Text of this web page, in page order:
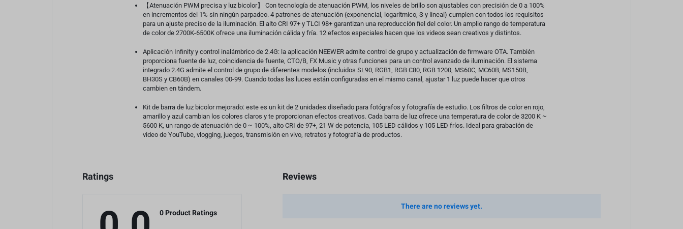
【Atenuación PWM precisa y luz bicolor】 Con tecnología de atenuación PWM, los niveles de brillo son ajustables con precisión de 0 a 100%
en incrementos del 1% sin ningún parpadeo. 4 patrones de atenuación (exponencial, logarítmico, S y lineal) cumplen con todos los requisitos
para un ajuste preciso de la iluminación. El alto CRI 97+ y TLCI 98+ garantizan una reproducción fiel del color. Un amplio rango de temperatura
de color de 2700K-6500K ofrece una iluminación cálida y fría. 12 efectos especiales hacen que los videos sean creativos y distintos.
Aplicación Infinity y control inalámbrico de 2.4G: la aplicación NEEWER admite control de grupo y actualización de firmware OTA. También
proporciona fuente de luz, coincidencia de fuente, CTO/B, FX Music y otras funciones para un control avanzado de iluminación. El sistema
integrado 2.4G admite el control de grupo de diferentes modelos (incluidos SL90, RGB1, RGB C80, RGB 1200, MS60C, MC60B, MS150B,
BH30S y CB60B) en canales 00-99. Cuando todas las luces están configuradas en el mismo canal, ajustar 1 luz puede hacer que otros
cambien en tándem.
Kit de barra de luz bicolor mejorado: este es un kit de 2 unidades diseñado para fotógrafos y fotografía de estudio. Los filtros de color en rojo,
amarillo y azul cambian los colores claros y te proporcionan efectos creativos. Cada barra de luz ofrece una temperatura de color de 3200 K ~
5600 K, un rango de atenuación de 0 ~ 100%, alto CRI de 97+, 21 W de potencia, 105 LED cálidos y 105 LED fríos. Ideal para grabación de
video de YouTube, vlogging, juegos, transmisión en vivo, retratos y fotografía de productos.
Ratings
0 Product Ratings
Reviews
There are no reviews yet.